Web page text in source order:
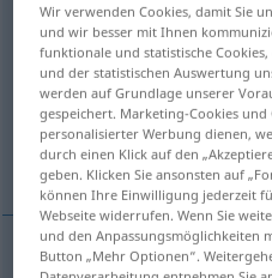
instytucjaf <-i ;-e>
Übersicht aller
(Für mehr Details die
Institution, Einrichtung
Wir verwenden Cookies, damit Sie
und wir besser mit Ihnen
funktionale und statistische
und der statistischen Auswertung
werden auf Grundlage unserer
gespeichert. Marketing-Cookies
personalisierter Werbung dienen,
durch einen Klick auf den
geben. Klicken Sie ansonsten auf
können Ihre Einwilligung jederzeit
Webseite widerrufen. Wenn Sie
und den Anpassungsmöglichkeiten
Button „Mehr Optionen“.